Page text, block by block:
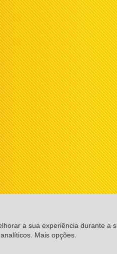
a sua experiência durante a
Mais opções